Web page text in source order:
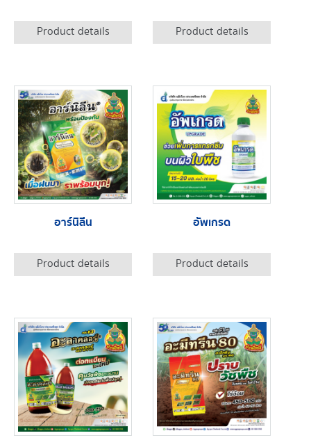
Product details Product details
อาร์นิลีน
Product details
อัพเกรด
Product details